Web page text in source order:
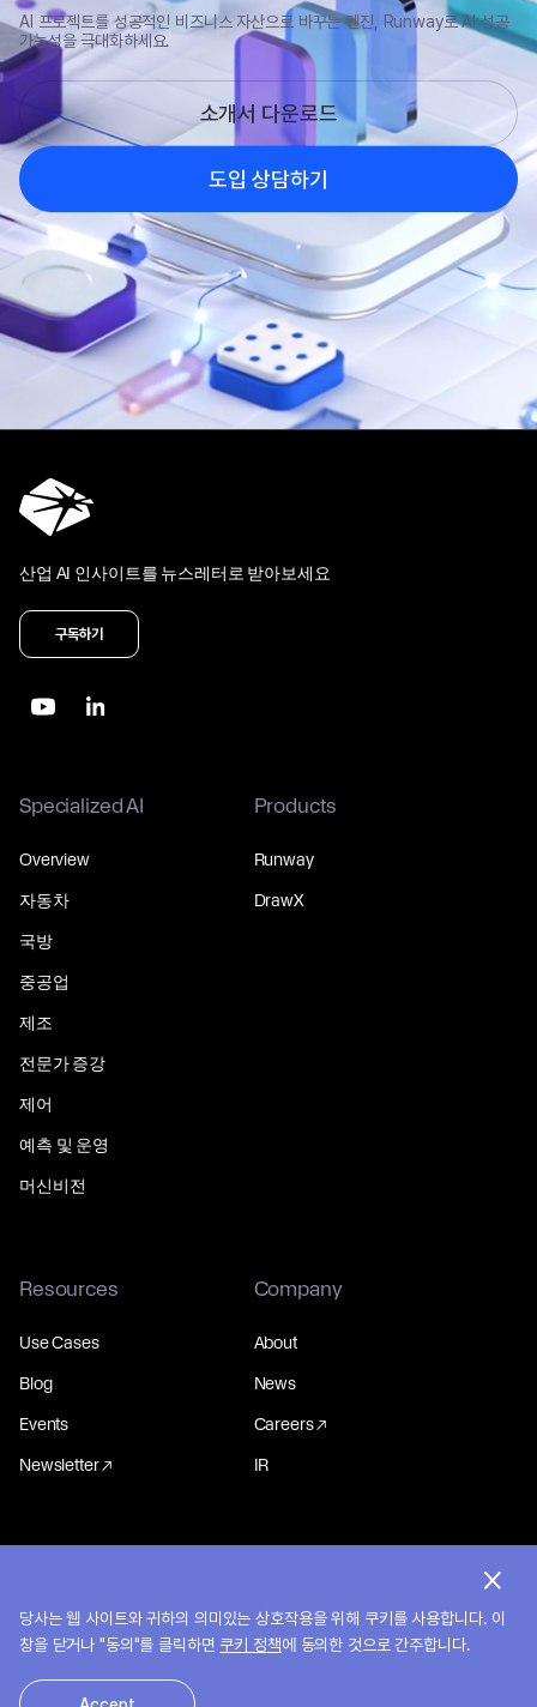
AI 프로젝트를 성공적인 비즈니스 자산으로 바꾸는 엔진, Runway로 AI 성공
가능성을 극대화하세요.
소개서 다운로드
도입 상담하기
산업 AI 인사이트를 뉴스레터로 받아보세요
구독하기
Specialized AI
Overview
자동차
국방
중공업
제조
전문가 증강
제어
예측 및 운영
머신비전
Products
Runway
DrawX
Resources
Use Cases
Blog
Events
Newsletter
Company
About
News
Careers
IR
당사는 웹 사이트와 귀하의 의미있는 상호작용을 위해 쿠키를 사용합니다. 이
창을 닫거나 "동의"를 클릭하면 쿠키 정책에 동의한 것으로 간주합니다.